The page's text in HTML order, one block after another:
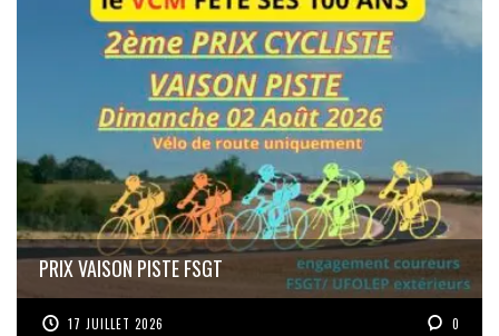
PRIX VAISON PISTE FSGT
17 JUILLET 2026 0